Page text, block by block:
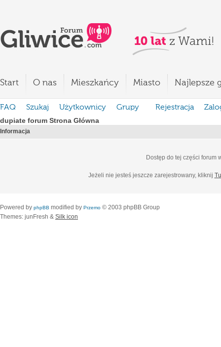
Start O nas Mieszkańcy Miasto Najlepsze
FAQ Szukaj Użytkownicy Grupy Rejestracja
dupiate forum Strona Główna
Informacja
Dostęp do tej części forum
Jeżeli nie jesteś jeszcze zarejestrowany, kliknij
Powered by phpBB modified by Przemo © 2003 phpBB Group
Themes: junFresh & Silk icon